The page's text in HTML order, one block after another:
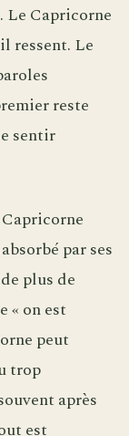
Le Capricorne
ressent. Le
reste
sentir
par ses
plus de
« on est
peut
trop
après
est